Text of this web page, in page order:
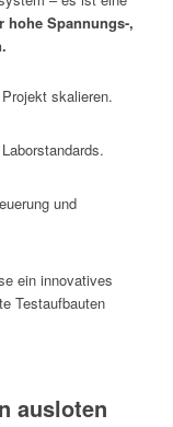
hohe Spannungs-,
skalieren.
und
ein innovatives
Testaufbauten
ausloten